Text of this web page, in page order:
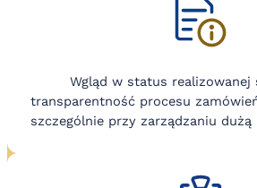
Wgląd w status realizowanej
transparentność procesu
szczególnie przy zarządzaniu